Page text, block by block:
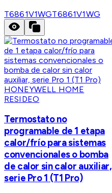
T6861V1WGT6861V1WG
HONEYWELL HOME
RESIDEO
Termostato no
programable de 1 etapa
calor/frío para sistemas
convencionales o bomba
de calor sin calor auxiliar,
serie Pro 1 (T1 Pro)